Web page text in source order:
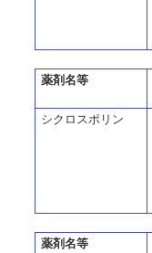
薬剤名等
シクロスポリン
薬剤名等